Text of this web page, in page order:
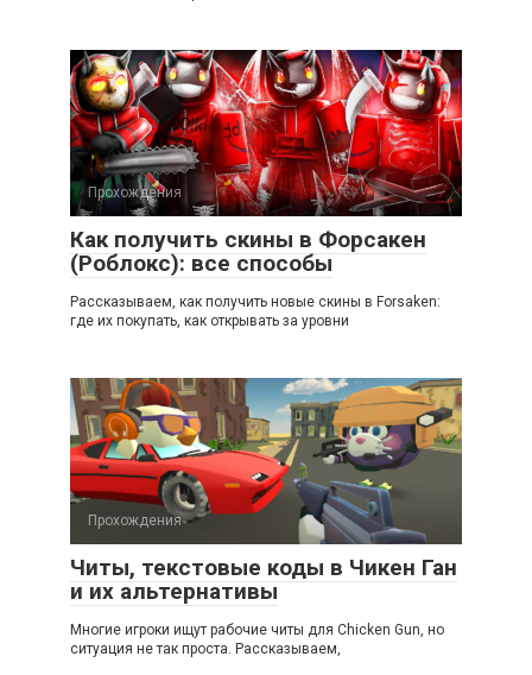
Прохождения
Как получить скины в Форсакен
(Роблокс): все способы
Рассказываем, как получить новые скины в Forsaken:
где их покупать, как открывать за уровни
Прохождения
Читы, текстовые коды в Чикен Ган
и их альтернативы
Многие игроки ищут рабочие читы для Chicken Gun, но
ситуация не так проста. Рассказываем,